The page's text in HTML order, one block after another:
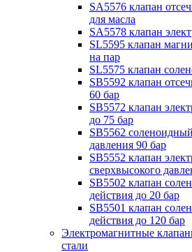
SA5576 клапан
для масла
SA5578 клапан
SL5595 клапан
на пар
SL5575 клапан
SB5592 клапан
60 бар
SB5572 клапан
до 75 бар
SB5562
давления 90 бар
SB5552 клапан
сверхвысокого
SB5502 клапан
действия до 20 бар
SB5501 клапан
действия до 120 бар
Электромагнитные
стали